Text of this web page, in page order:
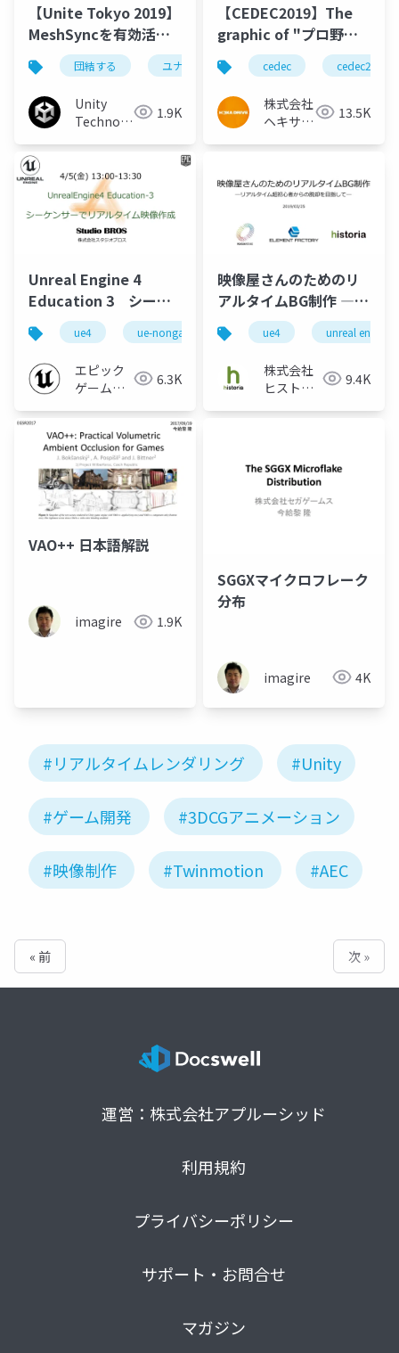
【Unite Tokyo 2019】
MeshSyncを有効活用
したセルルックプリレ
ンダーのワークフロー
団結する ユナイテッド東京2019 ユニテ東京
Unity
Technologies 1.9K
【CEDEC2019】The
graphic of "プロ野球
スピリッツ2019" for
PS4 ～PS4で最大16灯
影付きライティング+フ
ルHD(or
4K)+60FPS+HDRを実
cedec cedec2019
株式会社
ヘキサド
13.5K
Unreal Engine 4
Education 3 シーケ
ンサーでリアルタイム
映像作成【2019】
ue4 ue-nongame ue-sequencer
エピック
ゲームズ
6.3K
映像屋さんのためのリ
アルタイムBG制作 ―リ
アルタイム超初心者か
らの脱却を目指して―
ue4 unreal engine
株式会社
ヒストリ
9.4K
VAO++ 日本語解説
imagire 1.9K
SGGXマイクロフレーク
分布
imagire 4K
#リアルタイムレンダリング #Unity
#ゲーム開発 #3DCGアニメーション
#映像制作 #Twinmotion #AEC
« 前 次 »
運営：株式会社アプルーシッド
利用規約
プライバシーポリシー
サポート・お問合せ
マガジン